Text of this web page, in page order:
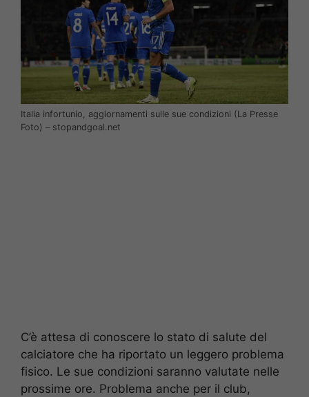
Italia infortunio, aggiornamenti sulle sue condizioni (La Presse
Foto) – stopandgoal.net
C’è attesa di conoscere lo stato di salute del
calciatore che ha riportato un leggero problema
fisico. Le sue condizioni saranno valutate nelle
prossime ore. Problema anche per il club,